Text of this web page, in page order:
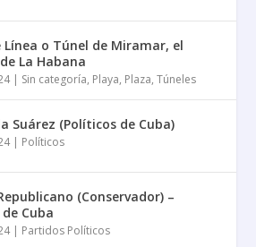
Línea o Túnel de Miramar, el
La Habana
| Sin categoría, Playa, Plaza,Túneles
Suárez (Políticos de Cuba)
| Políticos
(Conservador) –
Cuba
| Partidos Políticos